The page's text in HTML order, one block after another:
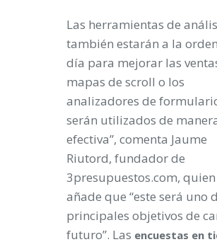
Las herramientas de
también estarán a la
día para mejorar las
mapas de scroll o los
analizadores de
serán utilizados de
efectiva”, comenta Jaume
Riutord, fundador de
3presupuestos.com, quien
añade que “este será uno
principales objetivos de
futuro”. Las encuestas en